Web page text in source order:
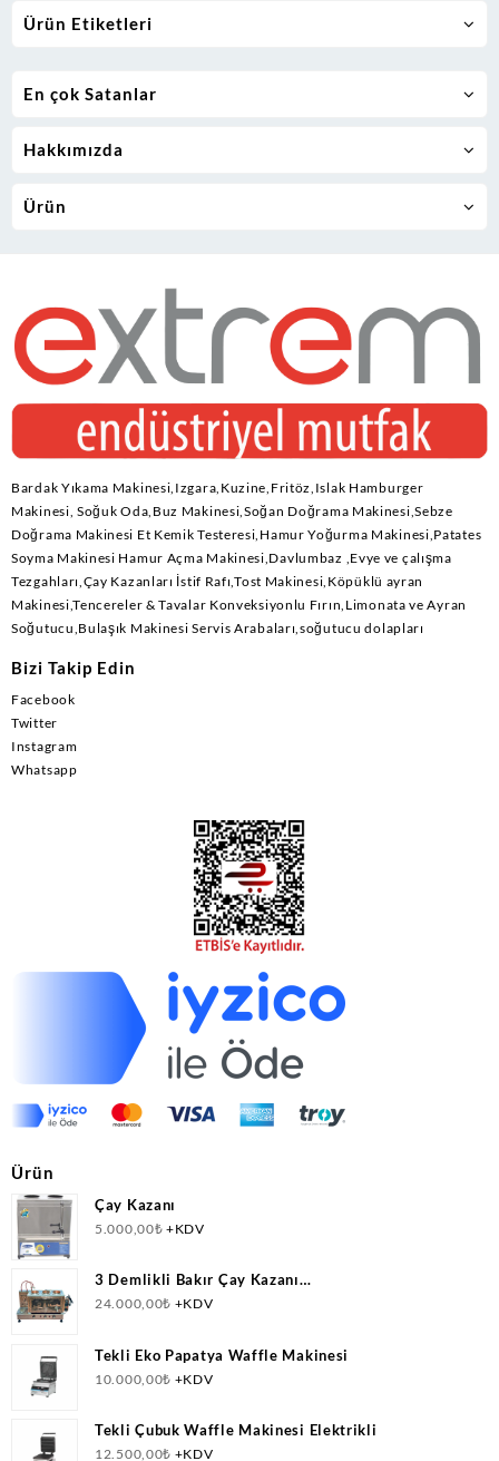
Ürün Etiketleri
En çok Satanlar
Hakkımızda
Ürün
Bardak Yıkama Makinesi,Izgara,Kuzine,Fritöz,Islak Hamburger
Makinesi, Soğuk Oda,Buz Makinesi,Soğan Doğrama Makinesi,Sebze
Doğrama Makinesi Et Kemik Testeresi,Hamur Yoğurma Makinesi,Patates
Soyma Makinesi Hamur Açma Makinesi,Davlumbaz ,Evye ve çalışma
Tezgahları,Çay Kazanları İstif Rafı,Tost Makinesi,Köpüklü ayran
Makinesi,Tencereler & Tavalar Konveksiyonlu Fırın,Limonata ve Ayran
Soğutucu,Bulaşık Makinesi Servis Arabaları,soğutucu dolapları
Bizi Takip Edin
Facebook
Twitter
Instagram
Whatsapp
Ürün
Çay Kazanı
5.000,00₺ +KDV
3 Demlikli Bakır Çay Kazanı
Doğalgazlı(CNG)+Elektrikli Ce Belgeli
24.000,00₺ +KDV
Tekli Eko Papatya Waffle Makinesi
10.000,00₺ +KDV
Tekli Çubuk Waffle Makinesi Elektrikli
12.500,00₺ +KDV